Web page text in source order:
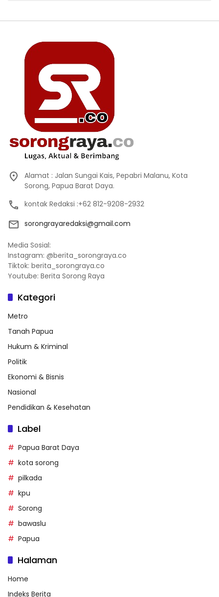
Alamat : Jalan Sungai Kais, Pepabri Malanu, Kota
Sorong, Papua Barat Daya.
kontak Redaksi :+62 812-9208-2932
sorongrayaredaksi@gmail.com
Media Sosial:
Instagram: @berita_sorongraya.co
Tiktok: berita_sorongraya.co
Youtube: Berita Sorong Raya
Kategori
Metro
Tanah Papua
Hukum & Kriminal
Politik
Ekonomi & Bisnis
Nasional
Pendidikan & Kesehatan
Label
Papua Barat Daya
kota sorong
pilkada
kpu
Sorong
bawaslu
Papua
Halaman
Home
Indeks Berita